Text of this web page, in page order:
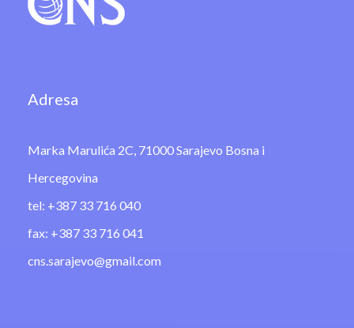
Adresa
Marka Marulića 2C, 71000 Sarajevo Bosna i
Hercegovina
tel: +387 33 716 040
fax: +387 33 716 041
cns.sarajevo@gmail.com